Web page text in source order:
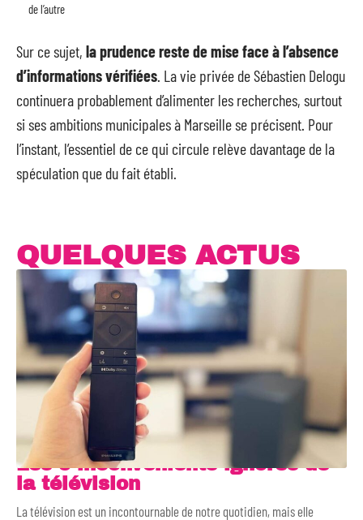
de l’autre
Sur ce sujet, la prudence reste de mise face à l’absence
d’informations vérifiées. La vie privée de Sébastien Delogu
continuera probablement d’alimenter les recherches, surtout
si ses ambitions municipales à Marseille se précisent. Pour
l’instant, l’essentiel de ce qui circule relève davantage de la
spéculation que du fait établi.
QUELQUES ACTUS
Les 5 inconvénients ignorés de
la télévision
La télévision est un incontournable de notre quotidien, mais elle